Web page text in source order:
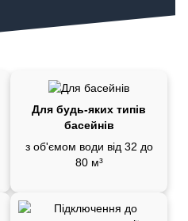
Для будь-яких типів
басейнів
з об'ємом води від 32 до
80 м³